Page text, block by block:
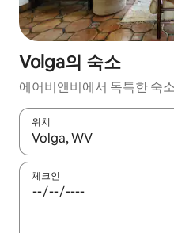
Volga의 숙소
에어비앤비에서 독특한 숙
위치
결과가 나오면 위·아래 화살
체크인